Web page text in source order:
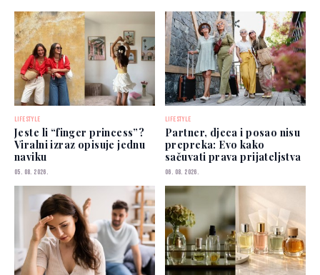
LIFESTYLE
Jeste li “finger princess”?
Viralni izraz opisuje jednu
naviku
05. 08. 2026.
LIFESTYLE
Partner, djeca i posao nisu
prepreka: Evo kako
sačuvati prava prijateljstva
06. 08. 2026.